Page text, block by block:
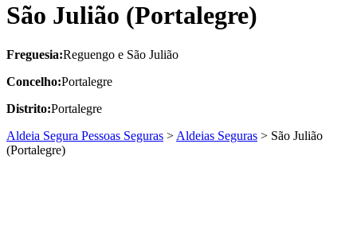
São Julião (Portalegre)
Freguesia:Reguengo e São Julião
Concelho:Portalegre
Distrito:Portalegre
Aldeia Segura Pessoas Seguras > Aldeias Seguras > São Julião
(Portalegre)